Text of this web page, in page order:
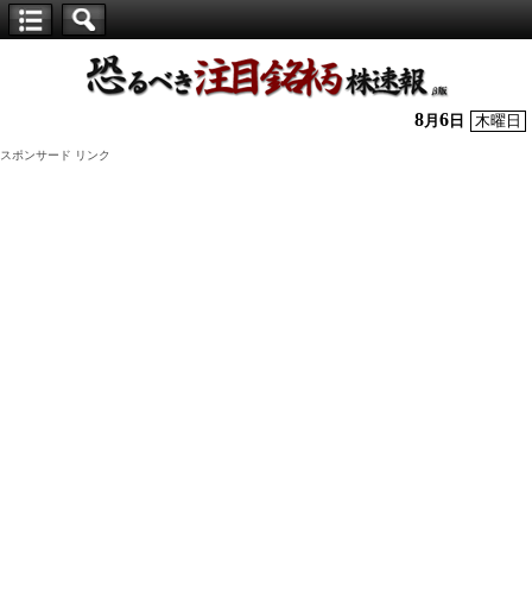
株】
8月 6 日 木曜日
スポンサード リンク